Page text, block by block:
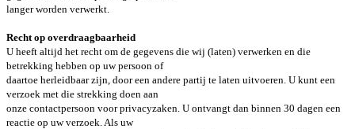
langer worden verwerkt.
Recht op overdraagbaarheid
U heeft altijd het recht om de gegevens die wij (laten) verwerken en die
betrekking hebben op uw persoon of
daartoe herleidbaar zijn, door een andere partij te laten uitvoeren. U kunt een
verzoek met die strekking doen aan
onze contactpersoon voor privacyzaken. U ontvangt dan binnen 30 dagen een
reactie op uw verzoek. Als uw